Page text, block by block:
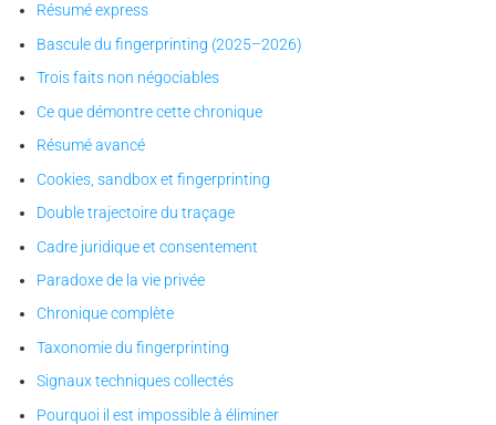
Résumé express
Bascule du fingerprinting (2025–2026)
Trois faits non négociables
Ce que démontre cette chronique
Résumé avancé
Cookies, sandbox et fingerprinting
Double trajectoire du traçage
Cadre juridique et consentement
Paradoxe de la vie privée
Chronique complète
Taxonomie du fingerprinting
Signaux techniques collectés
Pourquoi il est impossible à éliminer